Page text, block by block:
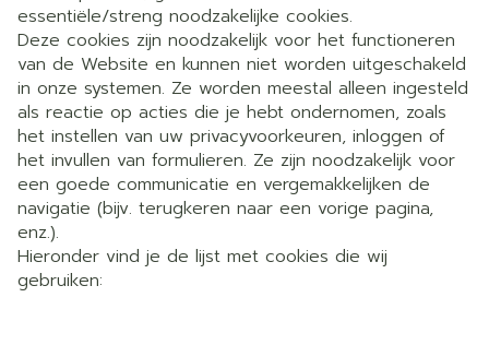
essentiële/streng noodzakelijke cookies.
Deze cookies zijn noodzakelijk voor het functioneren
van de Website en kunnen niet worden uitgeschakeld
in onze systemen. Ze worden meestal alleen ingesteld
als reactie op acties die je hebt ondernomen, zoals
het instellen van uw privacyvoorkeuren, inloggen of
het invullen van formulieren. Ze zijn noodzakelijk voor
een goede communicatie en vergemakkelijken de
navigatie (bijv. terugkeren naar een vorige pagina,
enz.).
Hieronder vind je de lijst met cookies die wij
gebruiken: